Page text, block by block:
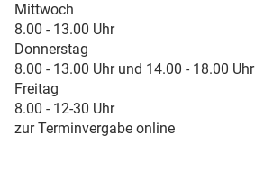
Mittwoch
8.00 - 13.00 Uhr
Donnerstag
8.00 - 13.00 Uhr und 14.00 - 18.00 Uhr
Freitag
8.00 - 12-30 Uhr
zur Terminvergabe online